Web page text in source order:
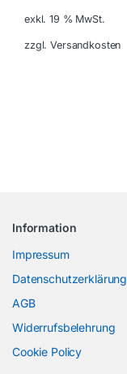
exkl. 19 % MwSt.
zzgl. Versandkosten
Information
Impressum
Datenschutzerklärung
AGB
Widerrufsbelehrung
Cookie Policy